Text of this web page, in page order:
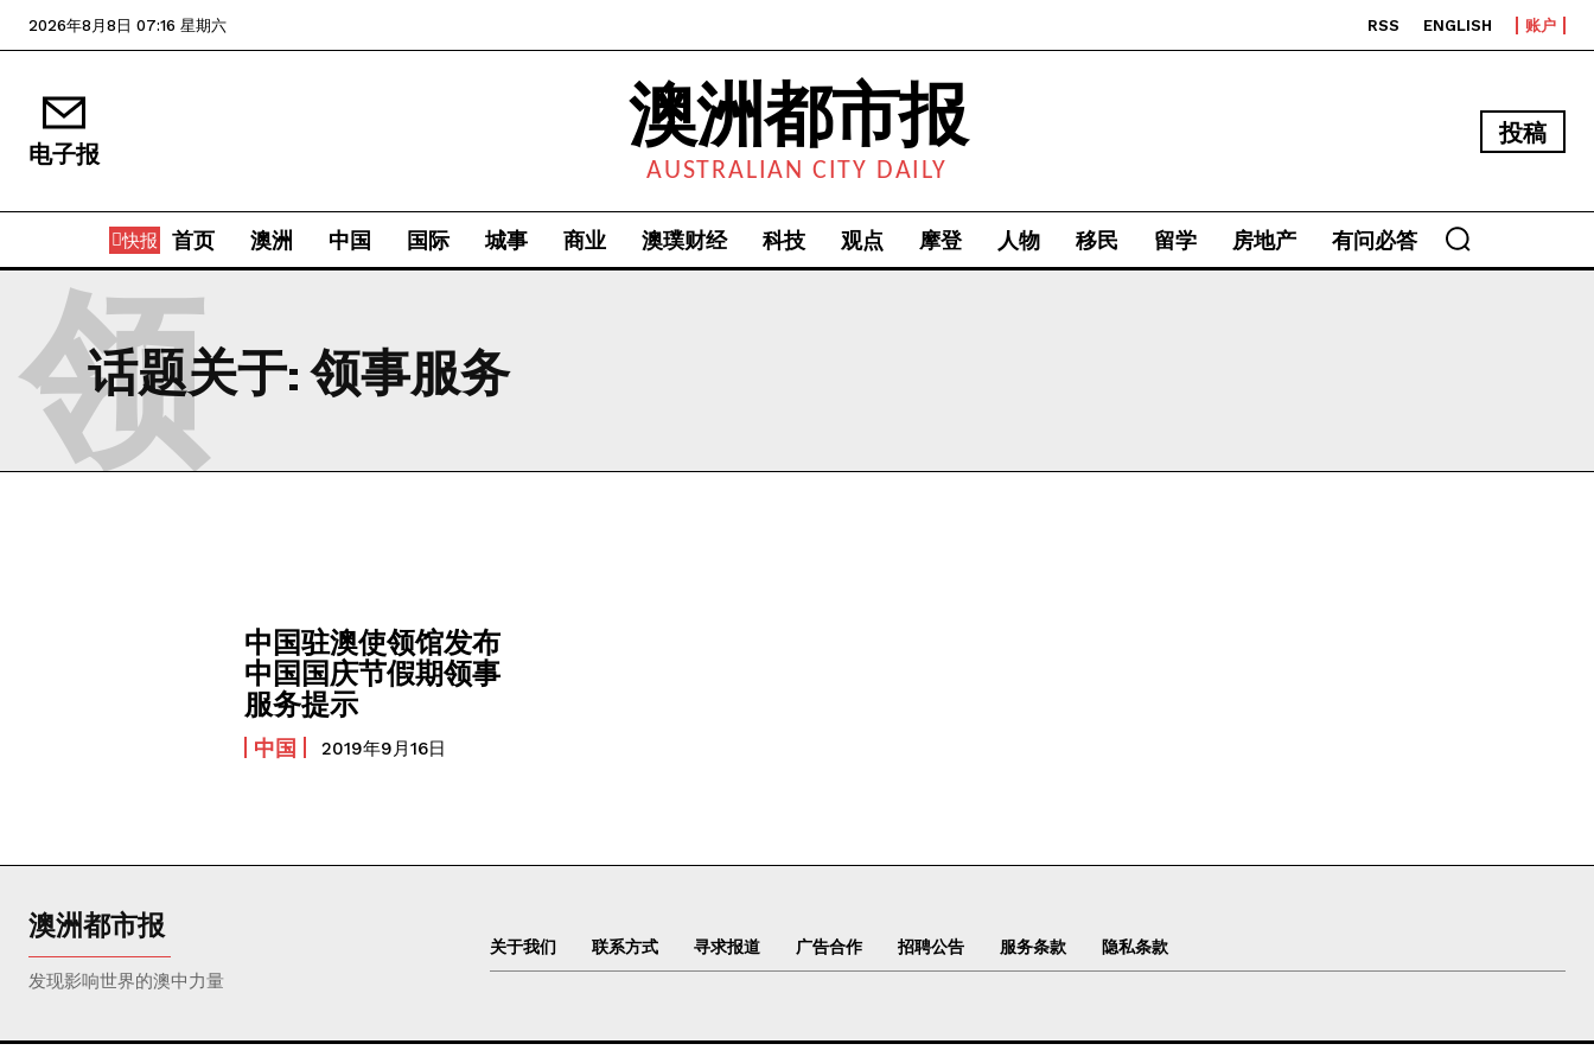
2026年8月8日 07:16 星期六 RSS ENGLISH 账户
电子报 澳洲都市报
AUSTRALIAN CITY DAILY
投稿
快报 首页 澳洲 中国 国际 城事 商业 澳璞财经 科技 观点 摩登 人物 移民 留学 房地产 有问必答
话题关于:领事服务
领
中国驻澳使领馆发布
中国国庆节假期领事
服务提示
中国 2019年9月16日
澳洲都市报
发现影响世界的澳中力量
关于我们 联系方式 寻求报道 广告合作 招聘公告 服务条款 隐私条款